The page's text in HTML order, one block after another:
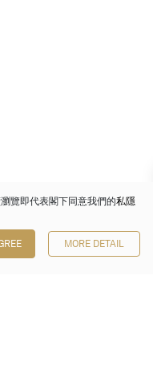
覽即代表閣下同意我們的私隱
MORE DETAIL